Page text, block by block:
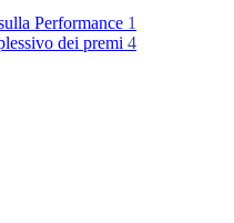
Performance 1
dei premi 4